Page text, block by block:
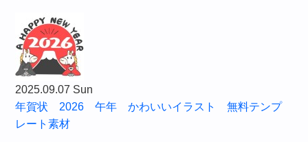
2025.09.07 Sun
年賀状 2026 午年 かわいいイラスト 無料テンプ
レート素材